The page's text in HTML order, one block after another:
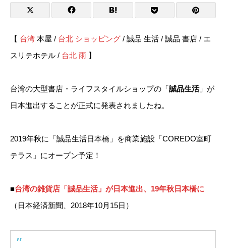
【 台湾 本屋 / 台北 ショッピング / 誠品 生活 / 誠品 書店 / エ
スリテホテル / 台北 雨 】
台湾の大型書店・ライフスタイルショップの「誠品生活」が
日本進出することが正式に発表されましたね。
2019年秋に「誠品生活日本橋」を商業施設「COREDO室町
テラス」にオープン予定！
■台湾の雑貨店「誠品生活」が日本進出、19年秋日本橋に
（日本経済新聞、2018年10月15日）